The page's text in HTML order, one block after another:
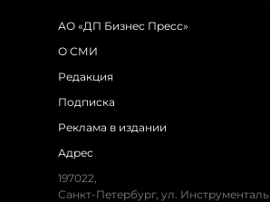
АО «ДП Бизнес Пресс»
О СМИ
Редакция
Подписка
Реклама в издании
Адрес
197022,
Санкт-Петербург, ул.